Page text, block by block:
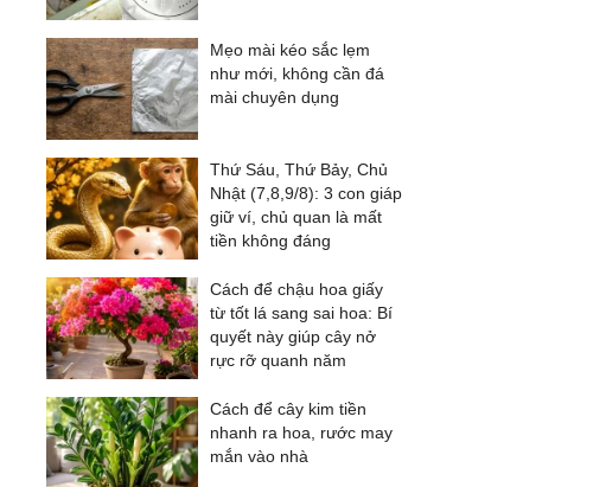
Mẹo mài kéo sắc lẹm
như mới, không cần đá
mài chuyên dụng
Thứ Sáu, Thứ Bảy, Chủ
Nhật (7,8,9/8): 3 con giáp
giữ ví, chủ quan là mất
tiền không đáng
Cách để chậu hoa giấy
từ tốt lá sang sai hoa: Bí
quyết này giúp cây nở
rực rỡ quanh năm
Cách để cây kim tiền
nhanh ra hoa, rước may
mắn vào nhà